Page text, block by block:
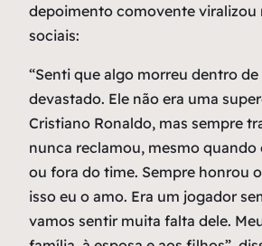
depoimento comovente viralizou
sociais:
“Senti que algo morreu dentro
devastado. Ele não era uma
Cristiano Ronaldo, mas sempre
nunca reclamou, mesmo quando
ou fora do time. Sempre honrou
isso eu o amo. Era um jogador
vamos sentir muita falta dele.